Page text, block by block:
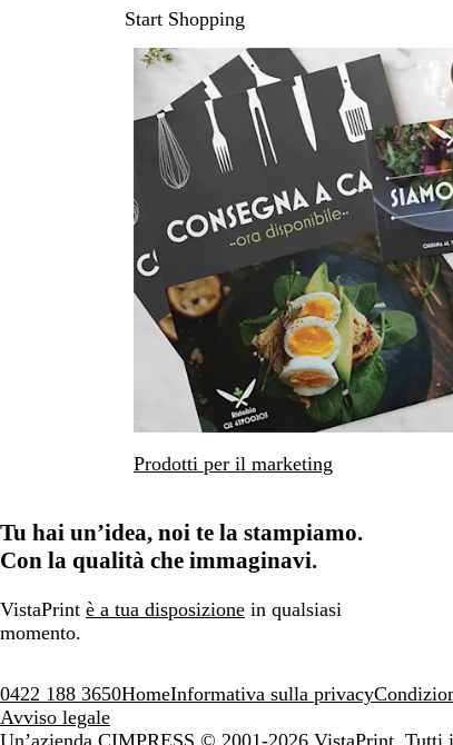
Start Shopping
Prodotti per il marketing
Tu hai un’idea, noi te la stampiamo.
Con la qualità che immaginavi.
VistaPrint è a tua disposizione in qualsiasi
momento.
0422 188 3650HomeInformativa sulla privacy
Avviso legale
Un’azienda CIMPRESS © 2001-2026 VistaPrint. Tutti